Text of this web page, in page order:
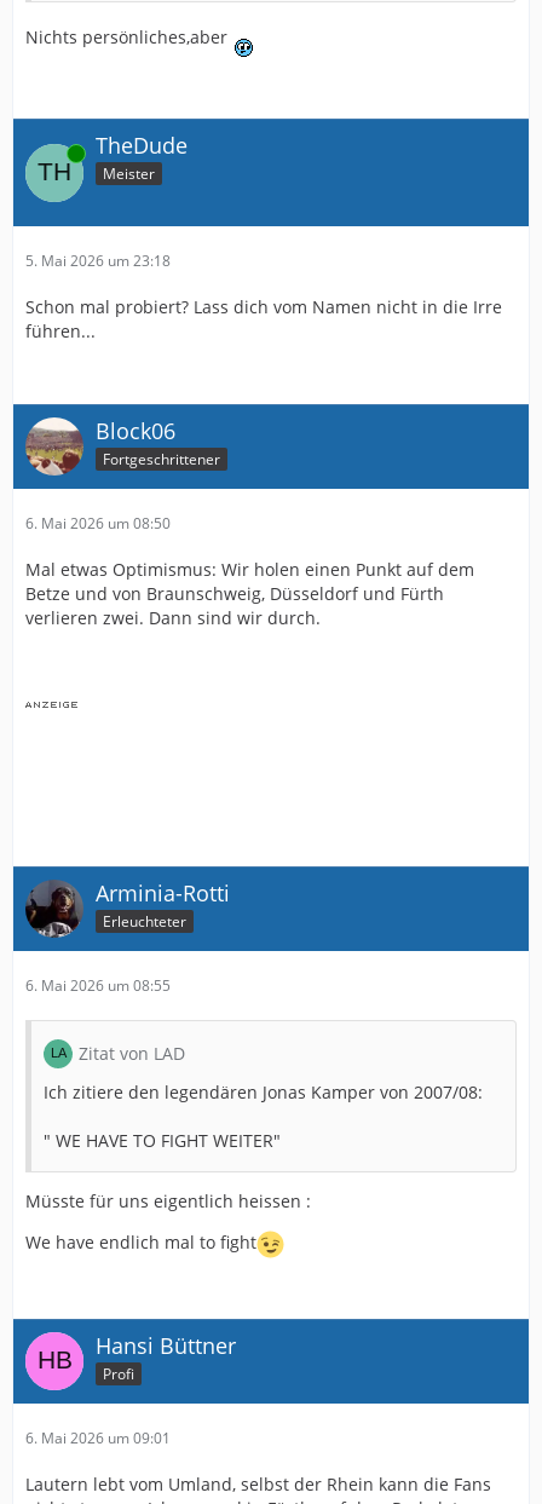
Nichts persönliches,aber
Online TheDude
Meister
5. Mai 2026 um 23:18
Schon mal probiert? Lass dich vom Namen nicht in die Irre
führen...
Block06
Fortgeschrittener
6. Mai 2026 um 08:50
Mal etwas Optimismus: Wir holen einen Punkt auf dem
Betze und von Braunschweig, Düsseldorf und Fürth
verlieren zwei. Dann sind wir durch.
Arminia-Rotti
Erleuchteter
6. Mai 2026 um 08:55
Zitat von LAD
Ich zitiere den legendären Jonas Kamper von 2007/08:
" WE HAVE TO FIGHT WEITER"
Müsste für uns eigentlich heissen :
We have endlich mal to fight
Hansi Büttner
Profi
6. Mai 2026 um 09:01
Lautern lebt vom Umland, selbst der Rhein kann die Fans